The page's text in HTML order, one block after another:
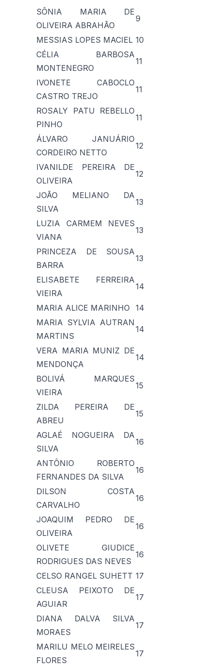
SÔNIA MARIA DE
OLIVEIRA ABRAHÃO
9
MESSIAS LOPES MACIEL 10
CÉLIA BARBOSA
MONTENEGRO
11
IVONETE CABOCLO
CASTRO TREJO
11
ROSALY PATU REBELLO
PINHO
11
ÁLVARO JANUÁRIO
CORDEIRO NETTO
12
IVANILDE PEREIRA DE
OLIVEIRA
12
JOÃO MELIANO DA
SILVA
13
LUZIA CARMEM NEVES
VIANA
13
PRINCEZA DE SOUSA
BARRA
13
ELISABETE FERREIRA
VIEIRA
14
MARIA ALICE MARINHO
14
MARIA SYLVIA AUTRAN
MARTINS
14
VERA MARIA MUNIZ DE
MENDONÇA
14
BOLIVÁ MARQUES
VIEIRA
15
ZILDA PEREIRA DE
ABREU
15
AGLAÉ NOGUEIRA DA
SILVA
16
ANTÔNIO ROBERTO
FERNANDES DA SILVA
16
DILSON COSTA
CARVALHO
16
JOAQUIM PEDRO DE
OLIVEIRA
16
OLIVETE GIUDICE
RODRIGUES DAS NEVES
16
CELSO RANGEL SUHETT 17
CLEUSA PEIXOTO DE
AGUIAR
17
DIANA DALVA SILVA
MORAES
17
MARILU MELO MEIRELES
FLORES
17